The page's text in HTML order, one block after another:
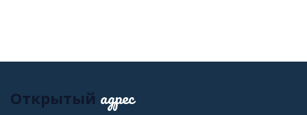
Открытый адрес